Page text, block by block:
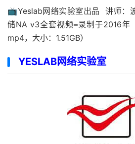
📺Yeslab网络实验室出品 讲师：
储NA v3全套视频–录制于2016年
mp4，大小：1.51GB）
YESLAB网络实验室